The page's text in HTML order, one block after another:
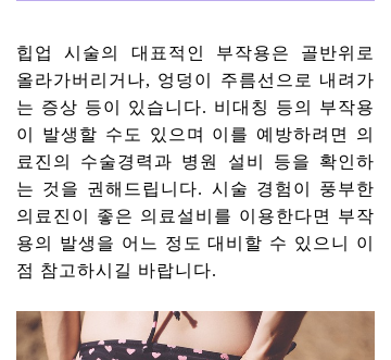
힙업 시술의 대표적인 부작용은 골반위로
올라가버리거나, 엉덩이 주름선으로 내려가
는 증상 등이 있습니다. 비대칭 등의 부작용
이 발생할 수도 있으며 이를 예방하려면 의
료진의 수술경력과 병원 설비 등을 확인하
는 것을 권해드립니다. 시술 경험이 풍부한
의료진이 좋은 의료설비를 이용한다면 부작
용의 발생을 어느 정도 대비할 수 있으니 이
점 참고하시길 바랍니다.